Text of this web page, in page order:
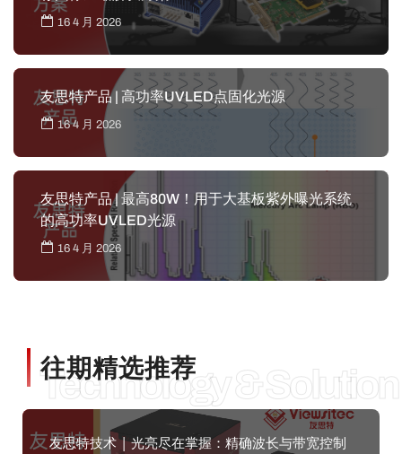
16 4 月 2026
友思特产品 | 高功率UVLED点固化光源
16 4 月 2026
友思特产品 | 最高80W！用于大基板紫外曝光系统
的高功率UVLED光源
16 4 月 2026
Technology & Solution
往期精选推荐
友思特技术 | 光亮尽在掌握：精确波长与带宽控制